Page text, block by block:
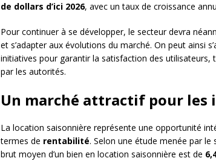
de dollars d’ici 2026, avec un taux de croissance
Pour continuer à se développer, le secteur devra
et s’adapter aux évolutions du marché. On peut ainsi
initiatives pour garantir la satisfaction des
par les autorités.
Un marché attractif pour les
La location saisonnière représente une opportunité
termes de rentabilité. Selon une étude menée par
brut moyen d’un bien en location saisonnière est de